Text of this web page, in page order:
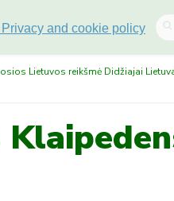
and cookie policy
Lietuvos reikšmė Didžiajai